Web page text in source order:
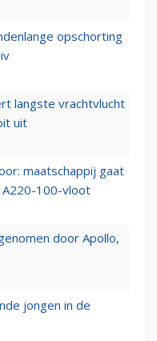
opschorting
langste vrachtvlucht
uit
maatschappij gaat
A220-100-vloot
door Apollo,
jongen in de